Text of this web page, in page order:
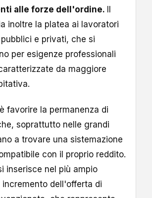
alle forze dell'ordine. Il
inoltre la platea ai lavoratori
e privati, che si
per esigenze professionali
da maggiore
favorire la permanenza di
soprattutto nelle grandi
a trovare una sistemazione
con il proprio reddito.
inserisce nel più ampio
dell'offerta di